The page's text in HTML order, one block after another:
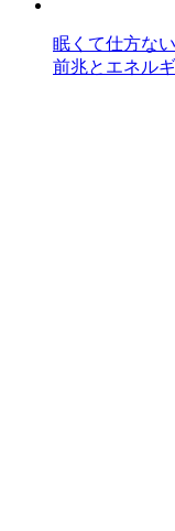
眠くて仕方な
前兆とエネル